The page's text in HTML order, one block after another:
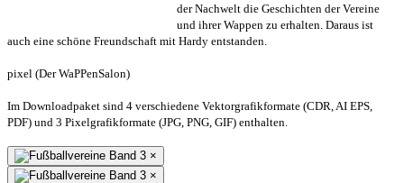
der Nachwelt die Geschichten der Vereine
und ihrer Wappen zu erhalten. Daraus ist
auch eine schöne Freundschaft mit Hardy entstanden.
pixel (Der WaPPenSalon)
Im Downloadpaket sind 4 verschiedene Vektorgrafikformate (CDR, AI EPS,
PDF) und 3 Pixelgrafikformate (JPG, PNG, GIF) enthalten.
×
×